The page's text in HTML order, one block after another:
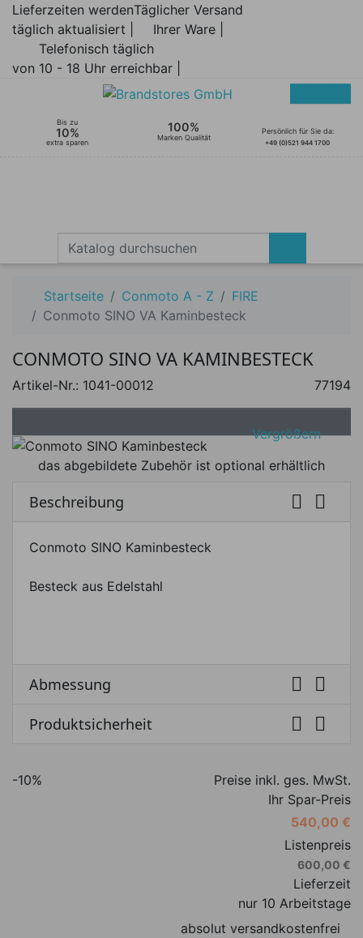
Lieferzeiten werden
täglich aktualisiert |
Täglicher Versand
Ihrer Ware |
Telefonisch täglich
von 10 - 18 Uhr erreichbar |
Bis zu
10%
extra sparen
100%
Marken Qualität
Persönlich für Sie da:
+49 (0)521 944 1700
Startseite Conmoto A - Z
FIRE
Conmoto SINO VA Kaminbesteck
CONMOTO SINO VA KAMINBESTECK
Artikel-Nr.: 1041-00012 77194
Vergrößern
das abgebildete Zubehör ist optional erhältlich
Beschreibung  
Conmoto SINO Kaminbesteck
Besteck aus Edelstahl
Abmessung  
Produktsicherheit  
-10%
Preise inkl. ges. MwSt.
Ihr Spar-Preis
540,00 €
Listenpreis
600,00 €
Lieferzeit
nur 10 Arbeitstage
absolut versandkostenfrei